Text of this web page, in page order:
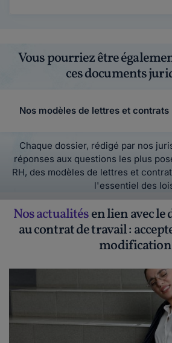
Vous pourriez être
ces documents
Nos modèles de lettres et contrats
Chaque dossier, rédigé par nos
réponses aux questions les plus
RH, des modèles de lettres et
l'essentiel des
Nos actualitésen lien avec
au contrat de travail :
modification